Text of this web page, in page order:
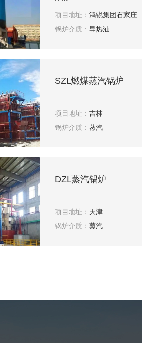
项目地址： 鸿锐集团石家庄
锅炉介质： 导热油
SZL燃煤蒸汽锅炉
项目地址： 吉林
锅炉介质： 蒸汽
DZL蒸汽锅炉
项目地址： 天津
锅炉介质： 蒸汽